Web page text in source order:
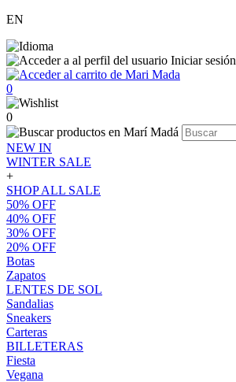
EN
Iniciar sesión
0
0
NEW IN
WINTER SALE
+
SHOP ALL SALE
50% OFF
40% OFF
30% OFF
20% OFF
Botas
Zapatos
LENTES DE SOL
Sandalias
Sneakers
Carteras
BILLETERAS
Fiesta
Vegana